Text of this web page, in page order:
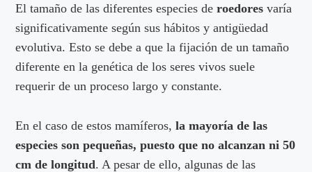
El tamaño de las diferentes especies deroedores varía
significativamente según sus hábitos y antigüedad
evolutiva. Esto se debe a que la fijación de un tamaño
diferente en la genética de los seres vivos suele
requerir de un proceso largo y constante.
En el caso de estos mamíferos,la mayoría de las
especies son pequeñas, puesto que no alcanzan ni 50
cm de longitud. A pesar de ello, algunas de las